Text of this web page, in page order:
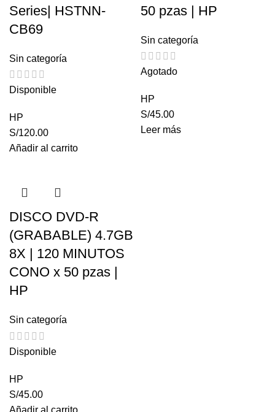
Series| HSTNN-
CB69
Sin categoría
Disponible
HP
S/120.00
Añadir al carrito
50 pzas | HP
Sin categoría
Agotado
HP
S/45.00
Leer más
DISCO DVD-R
(GRABABLE) 4.7GB
8X | 120 MINUTOS
CONO x 50 pzas |
HP
Sin categoría
Disponible
HP
S/45.00
Añadir al carrito